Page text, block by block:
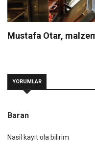
Mustafa Otar,
YORUMLAR
Baran
Nasil kayıt ola bilirim